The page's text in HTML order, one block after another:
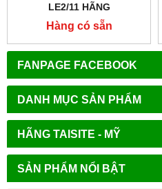
FANPAGE FACEBOOK
DANH MỤC SẢN PHẨM
HÃNG TAISITE - MỸ
SẢN PHẨM NỔI BẬT
LE2/11 HÃNG
NABERTHERM - ĐỨC
Hàng có sẵn